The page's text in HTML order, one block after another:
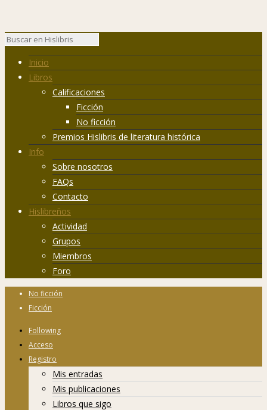
Inicio
Libros
Calificaciones
Ficción
No ficción
Premios Hislibris de literatura histórica
Info
Sobre nosotros
FAQs
Contacto
Hislibreños
Actividad
Grupos
Miembros
Foro
No ficción
Ficción
Following
Acceso
Registro
Mis entradas
Mis publicaciones
Libros que sigo